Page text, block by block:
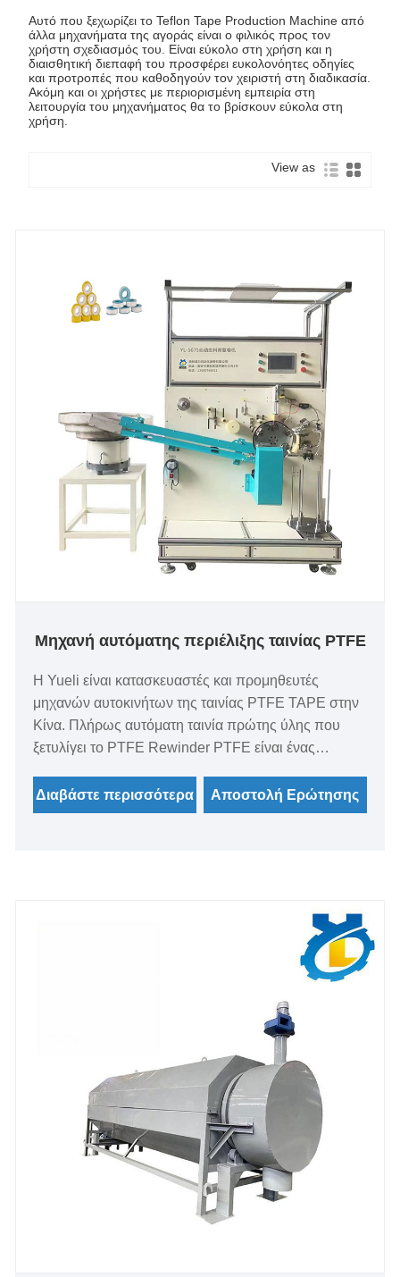
Αυτό που ξεχωρίζει το Teflon Tape Production Machine από
άλλα μηχανήματα της αγοράς είναι ο φιλικός προς τον
χρήστη σχεδιασμός του. Είναι εύκολο στη χρήση και η
διαισθητική διεπαφή του προσφέρει ευκολονόητες οδηγίες
και προτροπές που καθοδηγούν τον χειριστή στη διαδικασία.
Ακόμη και οι χρήστες με περιορισμένη εμπειρία στη
λειτουργία του μηχανήματος θα το βρίσκουν εύκολα στη
χρήση.
View as
Μηχανή αυτόματης περιέλιξης ταινίας PTFE
Η Yueli είναι κατασκευαστές και προμηθευτές
μηχανών αυτοκινήτων της ταινίας PTFE TAPE στην
Κίνα. Πλήρως αυτόματη ταινία πρώτης ύλης που
ξετυλίγει το PTFE Rewinder PTFE είναι ένας
εκκαθάρισης πρώτων υλών. Αυτός ο εξοπλισμός
χρησιμοποιεί προηγμένο υλικό
σωλήνων, στη στερέωση σπειρώματος και σε άλλα
Διαβάστε περισσότερα Αποστολή Ερώτησης